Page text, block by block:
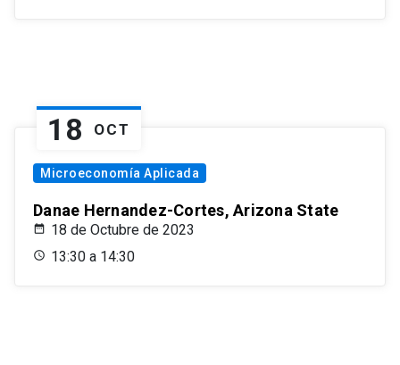
18 OCT
Microeconomía Aplicada
Danae Hernandez-Cortes, Arizona State
18 de Octubre de 2023
13:30 a 14:30